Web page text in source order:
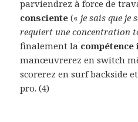
parviendrez à force de
consciente («je sais que je
requiert une concentration
finalement la
manœuvrerez en switch
scorerez en surf backside
pro. (4)